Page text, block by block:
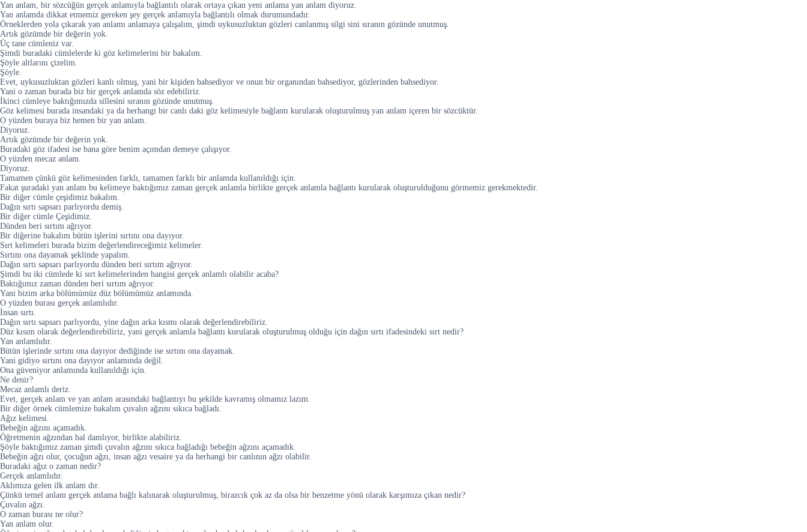
Yan anlam, bir sözcüğün gerçek anlamıyla bağlantılı olarak ortaya çıkan yeni anlama yan anlam diyoruz.
Yan anlamda dikkat etmemiz gereken şey gerçek anlamıyla bağlantılı olmak durumundadır.
Örneklerden yola çıkarak yan anlamı anlamaya çalışalım, şimdi uykusuzluktan gözleri canlanmış silgi sini sıranın gözünde unutmuş.
Artık gözümde bir değerin yok.
Üç tane cümleniz var.
Şimdi buradaki cümlelerde ki göz kelimelerini bir bakalım.
Şöyle altlarını çizelim.
Şöyle.
Evet, uykusuzluktan gözleri kanlı olmuş, yani bir kişiden bahsediyor ve onun bir organından bahsediyor, gözlerinden bahsediyor.
Yani o zaman burada biz bir gerçek anlamda söz edebiliriz.
İkinci cümleye baktığımızda sillesini sıranın gözünde unutmuş.
Göz kelimesi burada insandaki ya da herhangi bir canlı daki göz kelimesiyle bağlantı kurularak oluşturulmuş yan anlam içeren bir sözcüktür.
O yüzden buraya biz hemen bir yan anlam.
Diyoruz.
Artık gözümde bir değerin yok.
Buradaki göz ifadesi ise bana göre benim açımdan demeye çalışıyor.
O yüzden mecaz anlam.
Diyoruz.
Tamamen çünkü göz kelimesinden farklı, tamamen farklı bir anlamda kullanıldığı için.
Fakat şuradaki yan anlam bu kelimeye baktığımız zaman gerçek anlamla birlikte gerçek anlamla bağlantı kurularak oluşturulduğunu görmemiz gerekmektedir.
Bir diğer cümle çeşidimiz bakalım.
Dağın sırtı sapsarı parlıyordu demiş.
Bir diğer cümle Çeşidimiz.
Dünden beri sırtım ağrıyor.
Bir diğerine bakalım bütün işlerini sırtını ona dayıyor.
Sırt kelimeleri burada bizim değerlendireceğimiz kelimeler.
Sırtını ona dayamak şeklinde yapalım.
Dağın sırtı sapsarı parlıyordu dünden beri sırtım ağrıyor.
Şimdi bu iki cümlede ki sırt kelimelerinden hangisi gerçek anlamlı olabilir acaba?
Baktığımız zaman dünden beri sırtım ağrıyor.
Yani bizim arka bölümümüz düz bölümümüz anlamında.
O yüzden burası gerçek anlamlıdır.
İnsan sırtı.
Dağın sırtı sapsarı parlıyordu, yine dağın arka kısmı olarak değerlendirebiliriz.
Düz kısım olarak değerlendirebiliriz, yani gerçek anlamla bağlantı kurularak oluşturulmuş olduğu için dağın sırtı ifadesindeki sırt nedir?
Yan anlamlıdır.
Bütün işlerinde sırtını ona dayıyor dediğinde ise sırtını ona dayamak.
Yani gidiyo sırtını ona dayıyor anlamında değil.
Ona güveniyor anlamında kullanıldığı için.
Ne denir?
Mecaz anlamlı deriz.
Evet, gerçek anlam ve yan anlam arasındaki bağlantıyı bu şekilde kavramış olmamız lazım.
Bir diğer örnek cümlemize bakalım çuvalın ağzını sıkıca bağladı.
Ağız kelimesi.
Bebeğin ağzını açamadık.
Öğretmenin ağzından bal damlıyor, birlikte alabiliriz.
Şöyle baktığımız zaman şimdi çuvalın ağzını sıkıca bağladığı bebeğin ağzını açamadık.
Bebeğin ağzı olur, çocuğun ağzı, insan ağzı vesaire ya da herhangi bir canlının ağzı olabilir.
Buradaki ağız o zaman nedir?
Gerçek anlamlıdır.
Aklımıza gelen ilk anlam dır.
Çünkü temel anlam gerçek anlama bağlı kalınarak oluşturulmuş, birazcık çok az da olsa bir benzetme yönü olarak karşımıza çıkan nedir?
Çuvalın ağzı.
O zaman burası ne olur?
Yan anlam olur.